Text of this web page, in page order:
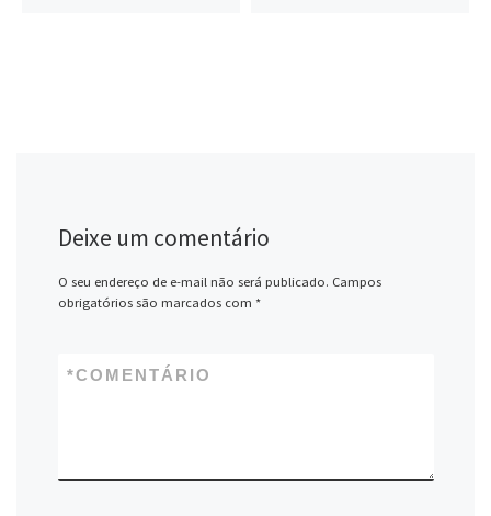
Deixe um comentário
O seu endereço de e-mail não será publicado. Campos
obrigatórios são marcados com *
COMENTÁRIO
*